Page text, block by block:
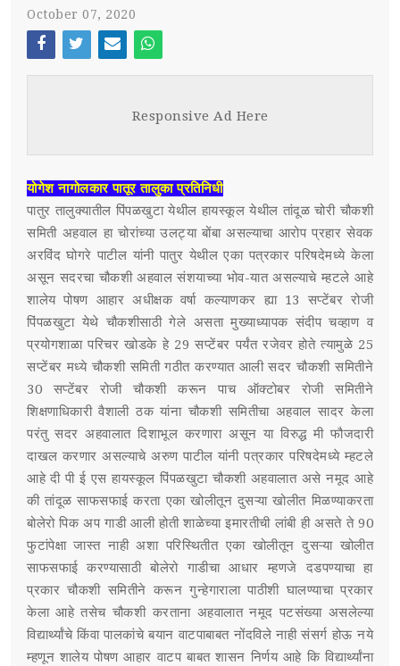
स्पर्धा परीक्षा
POST WITH LEFT SIDEBAR
POST WITHOUT SIDEBAR
SUB MENU 3
PARENTAL MENU
PARENTAL MENU
PARENTAL MENU
PARENTAL MENU
SUB MENU 4
October 07, 2020
Face
Twi
Ema
Wh
Responsive Ad Here
योगेश नागोलकार पातूर तालुका प्रतिनिधी
पातुर तालुक्यातील पिंपळखुटा येथील हायस्कूल येथील तांदूळ चोरी चौकशी
समिती अहवाल हा चोरांच्या उलट्या बोंबा असल्याचा आरोप प्रहार सेवक
अरविंद घोगरे पाटील यांनी पातुर येथील एका पत्रकार परिषदेमध्ये केला
असून सदरचा चौकशी अहवाल संशयाच्या भोव-यात असल्याचे म्हटले आहे
शालेय पोषण आहार अधीक्षक वर्षा कल्याणकर ह्या 13 सप्टेंबर रोजी
पिंपळखुटा येथे चौकशीसाठी गेले असता मुख्याध्यापक संदीप चव्हाण व
प्रयोगशाळा परिचर खोडके हे 29 सप्टेंबर पर्यंत रजेवर होते त्यामुळे 25
सप्टेंबर मध्ये चौकशी समिती गठीत करण्यात आली सदर चौकशी समितीने
30 सप्टेंबर रोजी चौकशी करून पाच ऑक्टोबर रोजी समितीने
शिक्षणाधिकारी वैशाली ठक यांना चौकशी समितीचा अहवाल सादर केला
परंतु सदर अहवालात दिशाभूल करणारा असून या विरुद्ध मी फौजदारी
दाखल करणार असल्याचे अरुण पाटील यांनी पत्रकार परिषदेमध्ये म्हटले
आहे दी पी ई एस हायस्कूल पिंपळखुटा चौकशी अहवालात असे नमूद आहे
की तांदूळ साफसफाई करता एका खोलीतून दुसऱ्या खोलीत मिळण्याकरता
बोलेरो पिक अप गाडी आली होती शाळेच्या इमारतीची लांबी ही असते ते 90
फुटांपेक्षा जास्त नाही अशा परिस्थितीत एका खोलीतून दुसऱ्या खोलीत
साफसफाई करण्यासाठी बोलेरो गाडीचा आधार म्हणजे दडपण्याचा हा
प्रकार चौकशी समितीने करून गुन्हेगाराला पाठीशी घालण्याचा प्रकार
केला आहे तसेच चौकशी करताना अहवालात नमूद पटसंख्या असलेल्या
विद्यार्थ्यांचे किंवा पालकांचे बयान वाटपाबाबत नोंदविले नाही संसर्ग होऊ नये
म्हणून शालेय पोषण आहार वाटप बाबत शासन निर्णय आहे कि विद्यार्थ्यांना